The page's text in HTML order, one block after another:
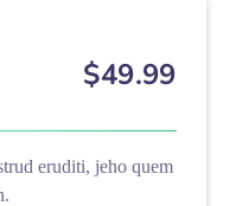
$49.99
eruditi, jeho quem